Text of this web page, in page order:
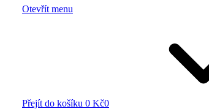
Otevřít menu
Přejít do košíku 0 Kč0